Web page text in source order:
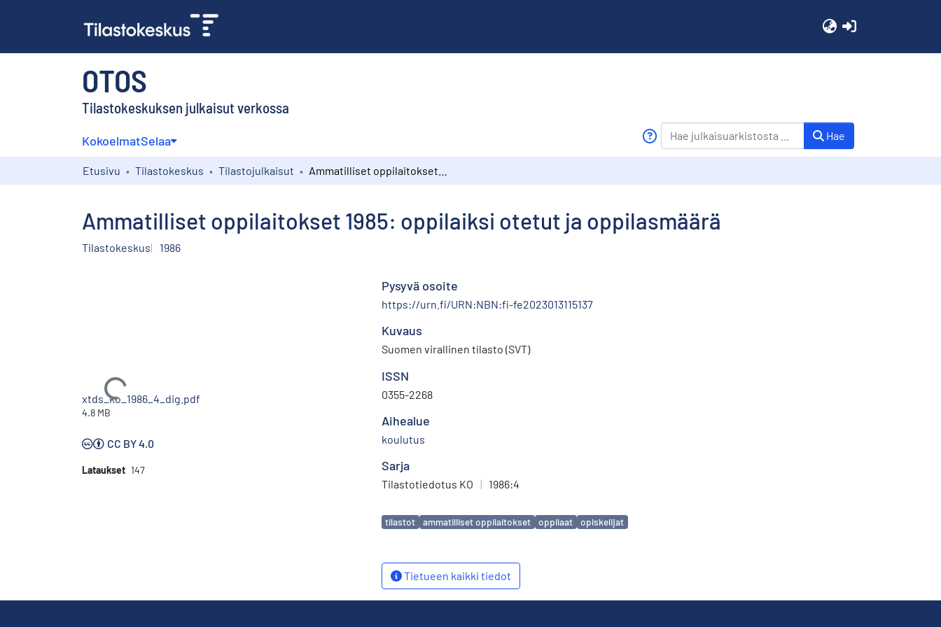
OTOS
Tilastokeskuksen julkaisut verkossa
KokoelmatSelaa Hae
Etusivu Tilastokeskus Tilastojulkaisut
Ammatilliset oppilaitokset 1985: oppilaiksi otetut ja oppilasmäärä
Tilastokeskus 1986
Ladataan...
xtds_ko_1986_4_dig.pdf
4.8 MB
CC BY 4.0
Lataukset 147
Pysyvä osoite
https://urn.fi/URN:NBN:fi-fe2023013115137
Kuvaus
Suomen virallinen tilasto (SVT)
ISSN
0355-2268
Aihealue
koulutus
Sarja
Tilastotiedotus KO | 1986:4
Avainsanat
tilastot ammatilliset oppilaitokset oppilaat opiskelijat
Tietueen kaikki tiedot